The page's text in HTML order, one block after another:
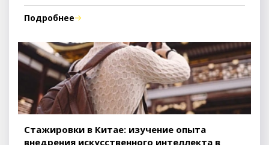
Подробнее
Стажировки в Китае: изучение опыта
внедрения искусственного интеллекта в